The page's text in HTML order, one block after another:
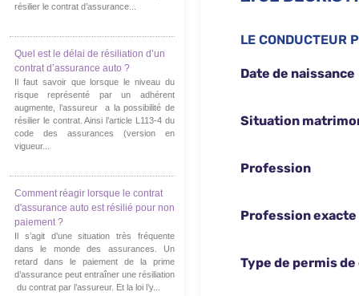
résilier le contrat d’assurance...
Quel est le délai de résiliation d’un
contrat d’assurance auto ?
Il faut savoir que lorsque le niveau du
risque représenté par un adhérent
augmente, l’assureur a la possibilité de
résilier le contrat. Ainsi l’article L113-4 du
code des assurances (version en
vigueur...
Comment réagir lorsque le contrat
d'assurance auto est résilié pour non
paiement ?
Il s’agit d’une situation très fréquente
dans le monde des assurances. Un
retard dans le paiement de la prime
d’assurance peut entraîner une résiliation
du contrat par l’assureur. Et la loi l’y...